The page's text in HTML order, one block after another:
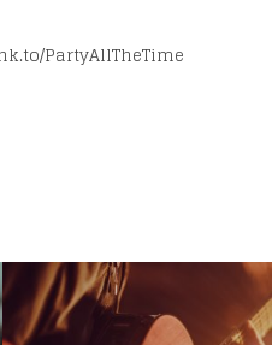
PartyAllTheTime